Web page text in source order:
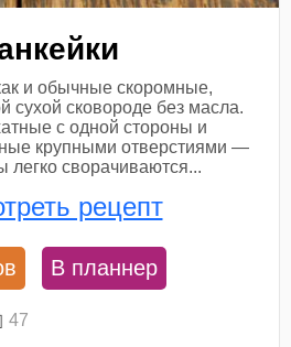
и обычные скоромные,
сухой сковороде без масла.
с одной стороны и
крупными отверстиями —
легко сворачиваются...
рецепт
В планнер
47